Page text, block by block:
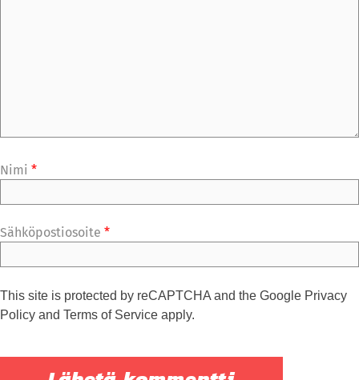
Nimi *
Sähköpostiosoite *
This site is protected by reCAPTCHA and the Google Privacy
Policy and Terms of Service apply.